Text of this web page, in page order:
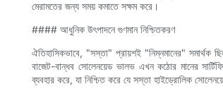
মেরামতের জন্য সময় কমাতে সক্ষম করে।
#### আধুনিক উৎপাদনে গুণমান নিশ্চিতকরণ
ঐতিহাসিকভাবে, "সস্তা" প্রায়শই "নিম্নমানের" সমার্থক
বাজেট-বান্ধব সোলেনয়েড ভালভ এখন কঠোর মানের
ব্যবহার করে, যা নিশ্চিত করে যে সস্তা হাইড্রোলিক